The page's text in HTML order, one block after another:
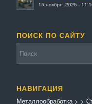
15 ноября, 2025 -
ПОИСК ПО САЙТУ
НАВИГАЦИЯ
Металлообработка> >